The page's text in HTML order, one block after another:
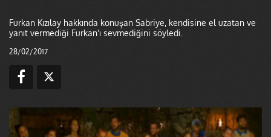
Furkan Kızılay hakkında konuşan Sabriye, kendisine el uzatan ve
yanıt vermediği Furkan'ı sevmediğini söyledi.
28/02/2017